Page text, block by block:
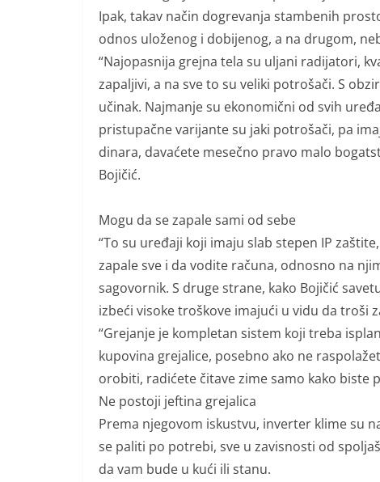
Ipak, takav način dogrevanja stambenih
odnos uloženog i dobijenog, a na drugom,
“Najopasnija grejna tela su uljani radijatori,
zapaljivi, a na sve to su veliki potrošači. S
učinak. Najmanje su ekonomični od svih
pristupačne varijante su jaki potrošači, pa
dinara, davaćete mesečno pravo malo
Bojičić.
Mogu da se zapale sami od sebe
“To su uređaji koji imaju slab stepen IP
zapale sve i da vodite računa, odnosno na
sagovornik. S druge strane, kako Bojičić
izbeći visoke troškove imajući u vidu da troši
“Grejanje je kompletan sistem koji treba
kupovina grejalice, posebno ako ne
orobiti, radićete čitave zime samo kako biste
Ne postoji jeftina grejalica
Prema njegovom iskustvu, inverter klime su
se paliti po potrebi, sve u zavisnosti od
da vam bude u kući ili stanu.